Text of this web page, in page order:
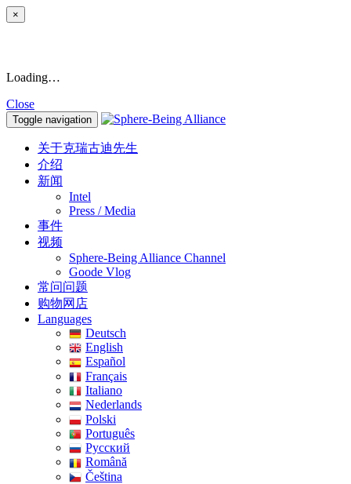
×
Loading…
Close
Toggle navigation
关于克瑞古迪先生
介绍
新闻
Intel
Press / Media
事件
视频
Sphere-Being Alliance Channel
Goode Vlog
常问问题
购物网店
Languages
Deutsch
English
Español
Français
Italiano
Nederlands
Polski
Português
Pусский
Română
Čeština